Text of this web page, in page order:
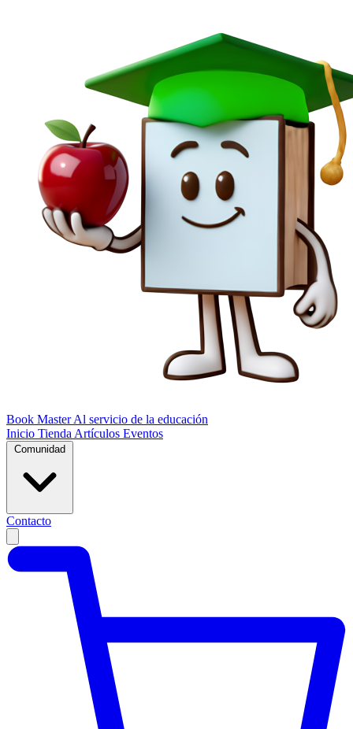
Book Master Al servicio de la educación
Inicio Tienda Artículos Eventos
Comunidad
Contacto